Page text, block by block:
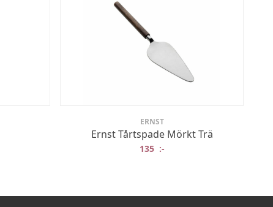
ERNST
Ernst Tårtspade Mörkt Trä
135 :-